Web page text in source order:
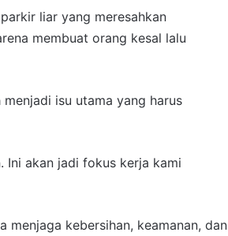
liar yang meresahkan
membuat orang kesal lalu
isu utama yang harus
Ini akan jadi fokus kerja kami
menjaga kebersihan, keamanan, dan